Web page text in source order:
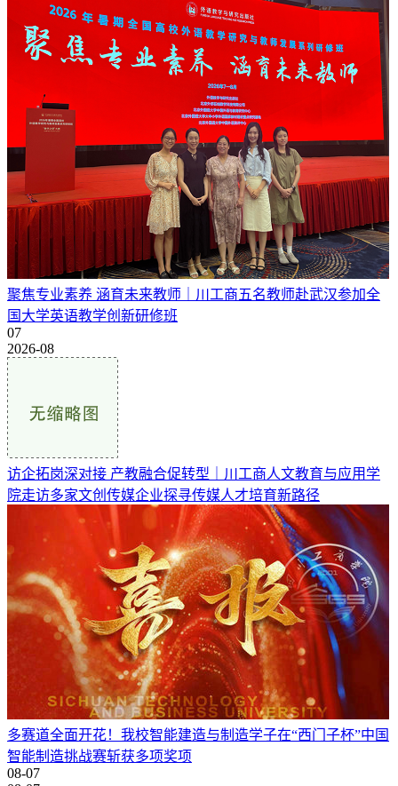
聚焦专业素养 涵育未来教师｜川工商五名教师赴武汉参加全
国大学英语教学创新研修班
07
2026-08
访企拓岗深对接 产教融合促转型｜川工商人文教育与应用学
院走访多家文创传媒企业探寻传媒人才培育新路径
多赛道全面开花！我校智能建造与制造学子在“西门子杯”中国
智能制造挑战赛斩获多项奖项
08-07